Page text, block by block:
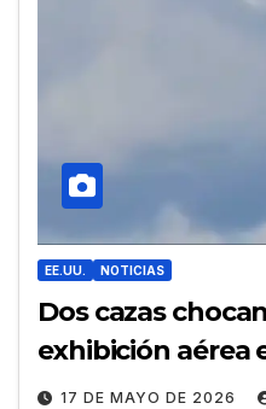
EE.UU. NOTICIAS
Dos cazas
exhibición aérea
17 DE MAYO DE 2026